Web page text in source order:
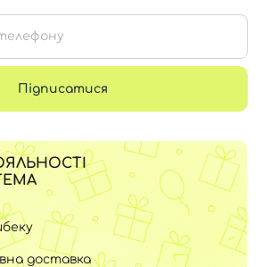
Підписатися
доставка